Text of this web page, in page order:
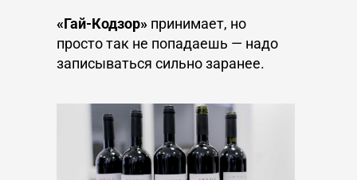
«Гай-Кодзор» принимает, но
просто так не попадаешь — надо
записываться сильно заранее.